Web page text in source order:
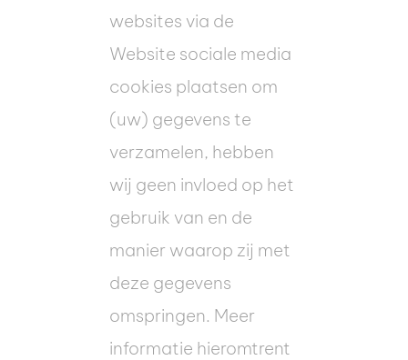
websites via de
Website sociale media
cookies plaatsen om
(uw) gegevens te
verzamelen, hebben
wij geen invloed op het
gebruik van en de
manier waarop zij met
deze gegevens
omspringen. Meer
informatie hieromtrent